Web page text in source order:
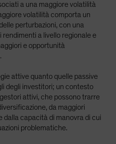
a una maggiore volatilità
volatilità comporta un
perturbazioni, con una
a livello regionale e
e opportunità
attive quanto quelle passive
degli investitori; un contesto
attivi, che possono trarre
da maggiori
dalla capacità di manovra di cui
problematiche.